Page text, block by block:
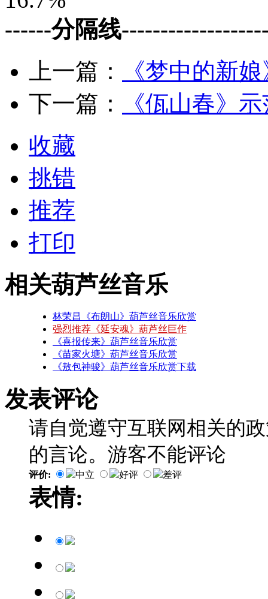
------分隔线
上一篇：
《梦中的新
下一篇：
《佤山春》
收藏
挑错
推荐
打印
相关葫芦丝音乐
林荣昌《布朗山》葫芦丝音乐欣赏
强烈推荐《延安魂》葫芦丝巨作
《喜报传来》葫芦丝音乐欣赏
《苗家火塘》葫芦丝音乐欣赏
《敖包神骏》葫芦丝音乐欣赏下载
发表评论
请自觉遵守互联网相关的
的言论。游客不能评论
评价: 中立 好评 差评
表情: